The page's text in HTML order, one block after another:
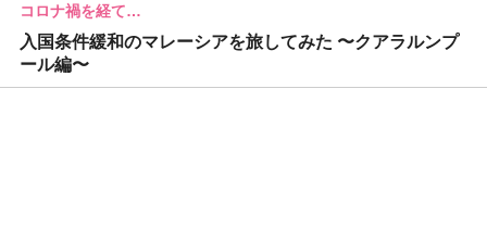
コロナ禍を経て…
入国条件緩和のマレーシアを旅してみた 〜クアラルンプ
ール編〜